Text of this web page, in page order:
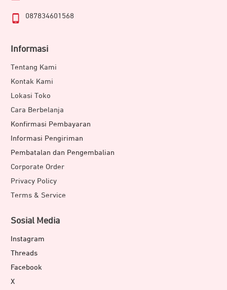
087834601568
Informasi
Tentang Kami
Kontak Kami
Lokasi Toko
Cara Berbelanja
Konfirmasi Pembayaran
Informasi Pengiriman
Pembatalan dan Pengembalian
Corporate Order
Privacy Policy
Terms & Service
Sosial Media
Instagram
Threads
Facebook
X